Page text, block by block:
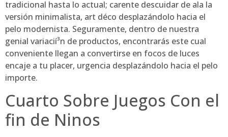
tradicional hasta lo actual; carente descuidar de ala la
versión minimalista, art déco desplazándolo hacia el
pelo modernista. Seguramente, dentro de nuestra
genial variacií³n de productos, encontrarás este cual
conveniente llegan a convertirse en focos de luces
encaje a tu placer, urgencia desplazándolo hacia el pelo
importe.
Cuarto Sobre Juegos Con el
fin de Ninos